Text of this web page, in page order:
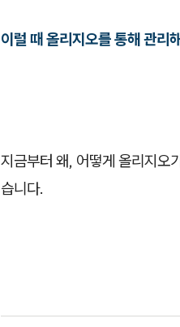
이럴 때 올리지오를 통해 관리
지금부터 왜, 어떻게 올리지오
습니다.